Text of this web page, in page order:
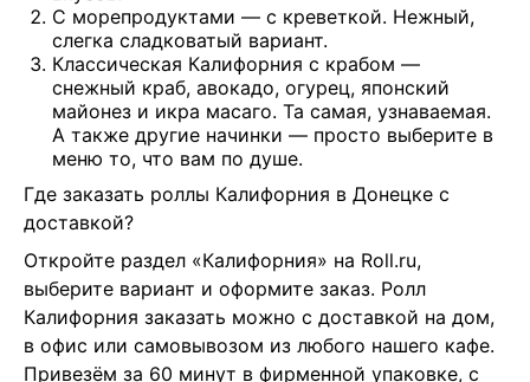
С морепродуктами — с креветкой. Нежный,
слегка сладковатый вариант.
Классическая Калифорния с крабом —
снежный краб, авокадо, огурец, японский
майонез и икра масаго. Та самая, узнаваемая.
А также другие начинки — просто выберите в
меню то, что вам по душе.
Где заказать роллы Калифорния в Донецке с
доставкой?
Откройте раздел «Калифорния» на Roll.ru,
выберите вариант и оформите заказ. Ролл
Калифорния заказать можно с доставкой на дом,
в офис или самовывозом из любого нашего кафе.
Привезём за 60 минут в фирменной упаковке, с